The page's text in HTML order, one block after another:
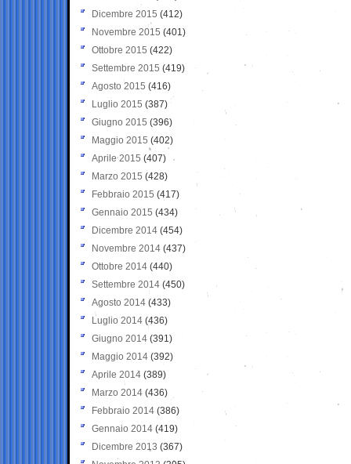
Dicembre 2015 (412)
Novembre 2015 (401)
Ottobre 2015 (422)
Settembre 2015 (419)
Agosto 2015 (416)
Luglio 2015 (387)
Giugno 2015 (396)
Maggio 2015 (402)
Aprile 2015 (407)
Marzo 2015 (428)
Febbraio 2015 (417)
Gennaio 2015 (434)
Dicembre 2014 (454)
Novembre 2014 (437)
Ottobre 2014 (440)
Settembre 2014 (450)
Agosto 2014 (433)
Luglio 2014 (436)
Giugno 2014 (391)
Maggio 2014 (392)
Aprile 2014 (389)
Marzo 2014 (436)
Febbraio 2014 (386)
Gennaio 2014 (419)
Dicembre 2013 (367)